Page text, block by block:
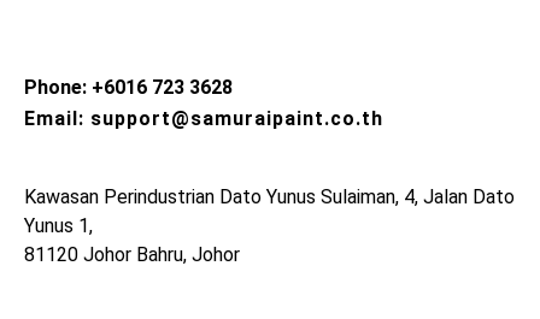
Phone: +6016 723 3628
Email: support@samuraipaint.co.th
Kawasan Perindustrian Dato Yunus Sulaiman, 4, Jalan Dato
Yunus 1,
81120 Johor Bahru, Johor